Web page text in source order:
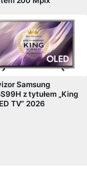
Samsung
z tytułem „King
TV” 2026